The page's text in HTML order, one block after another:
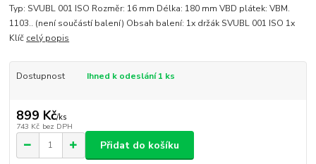
Typ: SVUBL 001 ISO Rozměr: 16 mm Délka: 180 mm VBD plátek: VBM.
1103.. (není součástí balení) Obsah balení: 1x držák SVUBL 001 ISO 1x
Klíč celý popis
Dostupnost Ihned k odeslání 1 ks
899 Kč/ks
743 Kč bez DPH
Přidat do košíku